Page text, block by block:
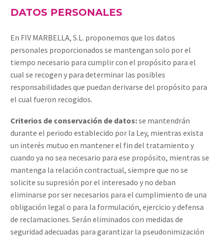
DATOS PERSONALES
En FIV MARBELLA, S.L. proponemos que los datos
personales proporcionados se mantengan solo por el
tiempo necesario para cumplir con el propósito para el
cual se recogen y para determinar las posibles
responsabilidades que puedan derivarse del propósito para
el cual fueron recogidos.
Criterios de conservación de datos:se mantendrán
durante el periodo establecido por la Ley, mientras exista
un interés mutuo en mantener el fin del tratamiento y
cuando ya no sea necesario para ese propósito, mientras se
mantenga la relación contractual, siempre que no se
solicite su supresión por el interesado y no deban
eliminarse por ser necesarios para el cumplimiento de una
obligación legal o para la formulación, ejercicio y defensa
de reclamaciones. Serán eliminados con medidas de
seguridad adecuadas para garantizar la pseudonimización